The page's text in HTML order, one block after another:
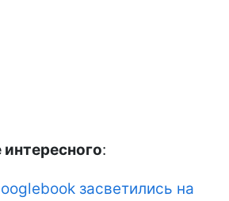
:
засветились на